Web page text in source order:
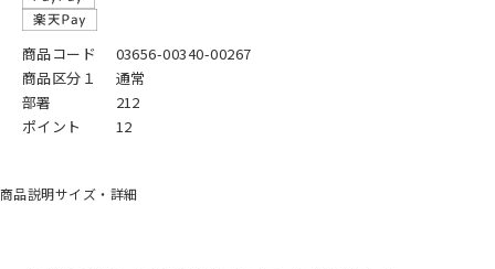
商品コード
03656-00340-00267
商品区分１
通常
部署
212
ポイント
12
商品説明サイズ・詳細